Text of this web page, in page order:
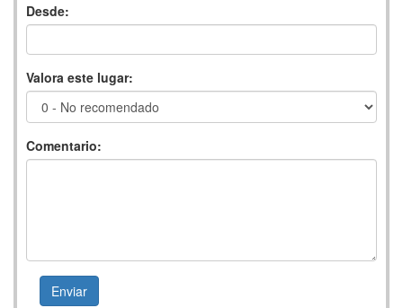
Desde:
Valora este lugar:
Comentario: